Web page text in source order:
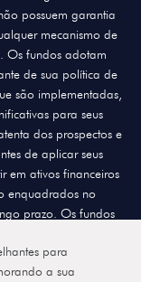
para
a sua
possuem garantia
mecanismo de
Os fundos adotam
de sua política de
são implementadas,
para seus
dos prospectos e
de aplicar seus
em ativos financeiros
enquadrados no
prazo. Os fundos
sujeitos aos
divulgada é